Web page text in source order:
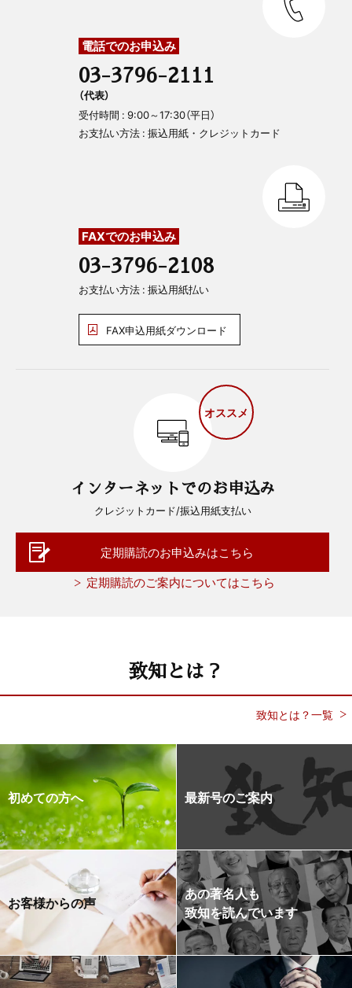
電話でのお申込み
03-3796-2111
（代表）
受付時間 : 9:00～17:30（平日）
お支払い方法 : 振込用紙・クレジットカード
FAXでのお申込み
03-3796-2108
お支払い方法 : 振込用紙払い
FAX申込用紙ダウンロード
オススメ
インターネットでのお申込み
クレジットカード/振込用紙支払い
定期購読のお申込みはこちら
定期購読のご案内についてはこちら
致知とは？
致知とは？一覧
初めての方へ 最新号のご案内
お客様からの声
あの著名人も
致知を読んでいます